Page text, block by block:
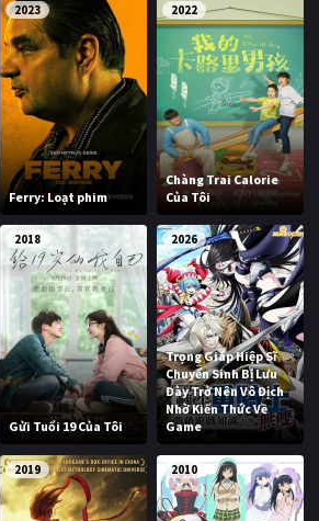
2023
Ferry: Loạt phim
2022
Chàng Trai Calorie
Của Tôi
2018
Gửi Tuổi 19 Của Tôi
2026
Trọng Giáp Hiệp Sĩ
Chuyển Sinh Bị Lưu
Đày Trở Nên Vô Địch
Nhờ Kiến Thức Về
Game
2019 2010